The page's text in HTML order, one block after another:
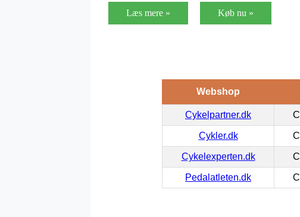
Læs mere » Køb nu »
Webshop
Cykelpartner.dk
Cykler.dk
Cykelexperten.dk
Pedalatleten.dk